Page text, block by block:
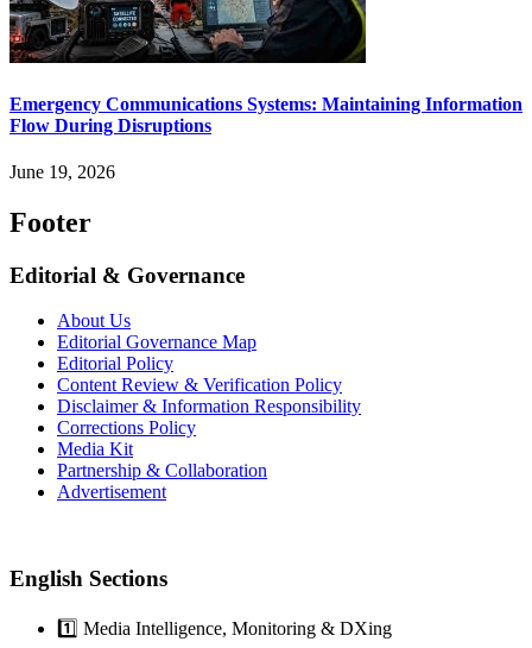
Emergency Communications Systems: Maintaining Information
Flow During Disruptions
June 19, 2026
Footer
Editorial & Governance
About Us
Editorial Governance Map
Editorial Policy
Content Review & Verification Policy
Disclaimer & Information Responsibility
Corrections Policy
Media Kit
Partnership & Collaboration
Advertisement
English Sections
1️⃣ Media Intelligence, Monitoring & DXing